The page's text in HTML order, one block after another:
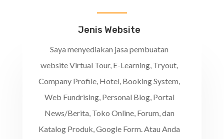
Jenis Website
Saya menyediakan jasa pembuatan
website Virtual Tour, E-Learning, Tryout,
Company Profile, Hotel, Booking System,
Web Fundrising, Personal Blog, Portal
News/Berita, Toko Online, Forum, dan
Katalog Produk, Google Form. Atau Anda